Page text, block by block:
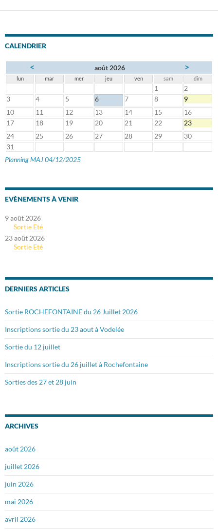
CALENDRIER
< août 2026 >
lun mar mer jeu ven sam dim
1
2
3
4 5 6 7 8
9
10
11 12 13 14 15
16
17
18 19 20 21 22
23
24
25 26 27 28 29
30
31
Planning MAJ 04/12/2025
EVÈNEMENTS À VENIR
9 août 2026
Sortie Eté
23 août 2026
Sortie Eté
DERNIERS ARTICLES
Sortie ROCHEFONTAINE du 26 Juillet 2026
Inscriptions sortie du 23 aout à Vodelée
Sortie du 12 juillet
Inscriptions sortie du 26 juillet à Rochefontaine
Sorties des 27 et 28 juin
ARCHIVES
août 2026
juillet 2026
juin 2026
mai 2026
avril 2026